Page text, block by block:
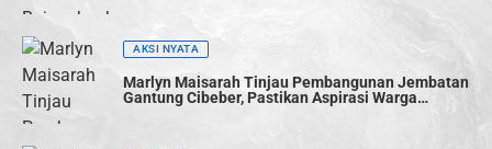
AKSI NYATA
Marlyn Maisarah Tinjau Pembangunan Jembatan
Gantung Cibeber, Pastikan Aspirasi Warga